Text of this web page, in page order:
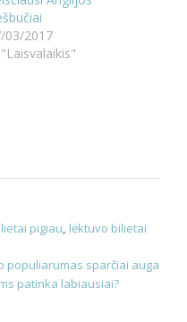
03/2017
pigiau, lėktuvo bilietai
populiarumas sparčiai auga
patinka labiausiai?